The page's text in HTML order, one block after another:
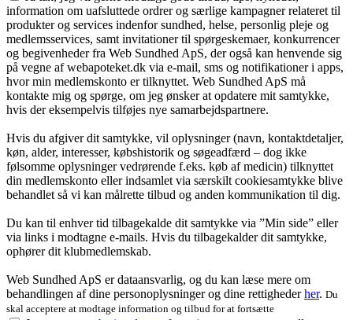
information om uafsluttede ordrer og særlige kampagner relateret til
produkter og services indenfor sundhed, helse, personlig pleje og
medlemsservices, samt invitationer til spørgeskemaer, konkurrencer
og begivenheder fra Web Sundhed ApS, der også kan henvende sig
på vegne af webapoteket.dk via e-mail, sms og notifikationer i apps,
hvor min medlemskonto er tilknyttet. Web Sundhed ApS må
kontakte mig og spørge, om jeg ønsker at opdatere mit samtykke,
hvis der eksempelvis tilføjes nye samarbejdspartnere.
Hvis du afgiver dit samtykke, vil oplysninger (navn, kontaktdetaljer,
køn, alder, interesser, købshistorik og søgeadfærd – dog ikke
følsomme oplysninger vedrørende f.eks. køb af medicin) tilknyttet
din medlemskonto eller indsamlet via særskilt cookiesamtykke blive
behandlet så vi kan målrette tilbud og anden kommunikation til dig.
Du kan til enhver tid tilbagekalde dit samtykke via ”Min side” eller
via links i modtagne e-mails. Hvis du tilbagekalder dit samtykke,
ophører dit klubmedlemskab.
Web Sundhed ApS er dataansvarlig, og du kan læse mere om
behandlingen af dine personoplysninger og dine rettighederher. Du
skal acceptere at modtage information og tilbud for at fortsætte